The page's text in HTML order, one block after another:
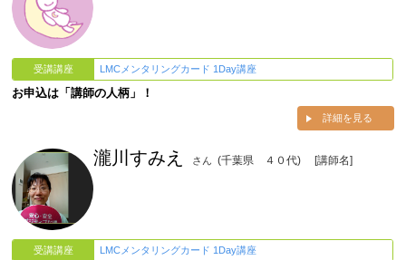
受講講座 LMCメンタリングカード 1Day講座
お申込は「講師の人柄」！
詳細を見る
瀧川すみえ さん (千葉県 ４０代) [講師名]
受講講座 LMCメンタリングカード 1Day講座